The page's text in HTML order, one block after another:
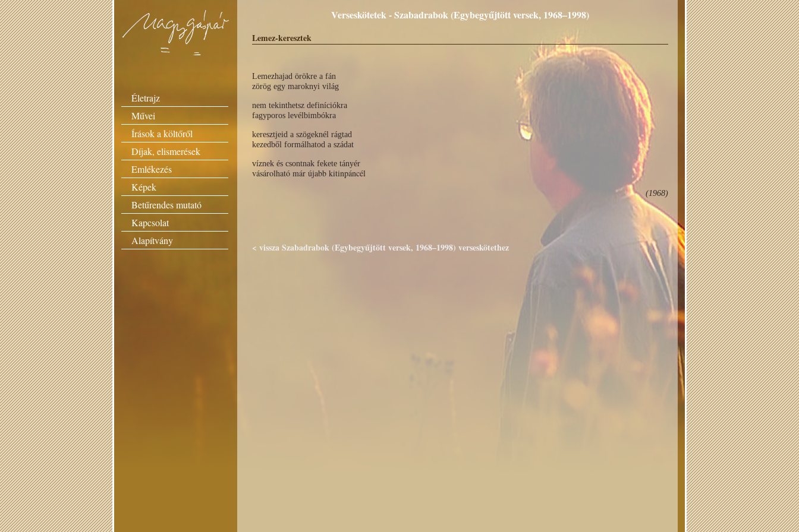
Életrajz
Művei
Írások a költőről
Díjak, elismerések
Emlékezés
Képek
Betűrendes mutató
Kapcsolat
Alapítvány
Verseskötetek - Szabadrabok (Egybegyűjtött versek, 1968–1998)
Lemez-keresztek
Lemezhajad örökre a fán
zörög egy maroknyi világ
nem tekinthetsz definíciókra
fagyporos levélbimbókra
keresztjeid a szögeknél rágtad
kezedből formálhatod a szádat
víznek és csontnak fekete tányér
vásárolható már újabb kitinpáncél
(1968)
< vissza Szabadrabok (Egybegyűjtött versek, 1968–1998) verseskötethez